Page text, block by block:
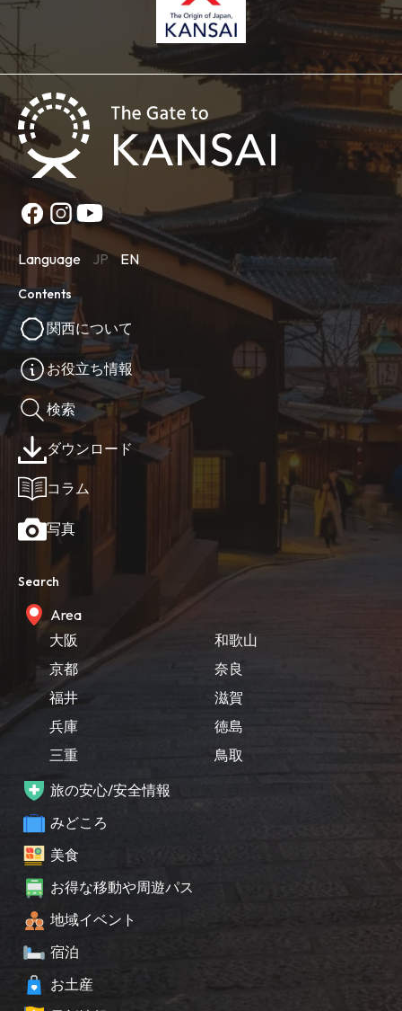
Language JP EN
Contents
関西について
お役立ち情報
検索
ダウンロード
コラム
写真
Search
Area
大阪
京都
福井
兵庫
三重
和歌山
奈良
滋賀
徳島
鳥取
旅の安心/安全情報
みどころ
美食
お得な移動や周遊パス
地域イベント
宿泊
お土産